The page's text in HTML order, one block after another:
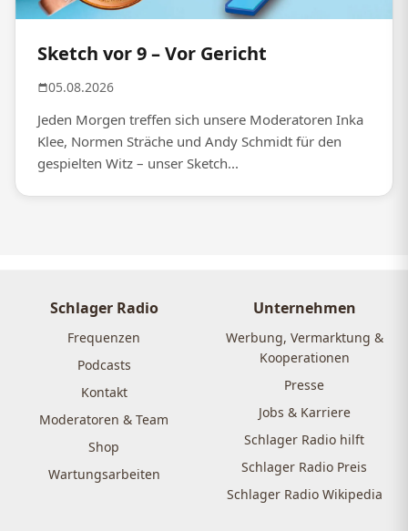
Sketch vor 9 – Vor Gericht
05.08.2026
Jeden Morgen treffen sich unsere Moderatoren Inka
Klee, Normen Sträche und Andy Schmidt für den
gespielten Witz – unser Sketch...
Schlager Radio
Frequenzen
Podcasts
Kontakt
Moderatoren & Team
Shop
Wartungsarbeiten
Unternehmen
Werbung, Vermarktung &
Kooperationen
Presse
Jobs & Karriere
Schlager Radio hilft
Schlager Radio Preis
Schlager Radio Wikipedia